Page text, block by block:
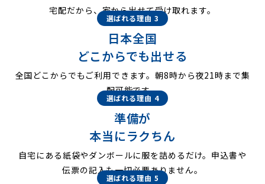
宅配だから、家から出せて受け取れます。
選ばれる理由 3
日本全国
どこからでも出せる
全国どこからでもご利用できます。朝8時から夜21時まで集
配可能です。
選ばれる理由 4
準備が
本当にラクちん
自宅にある紙袋やダンボールに服を詰めるだけ。申込書や
伝票の記入も一切必要ありません。
選ばれる理由 5